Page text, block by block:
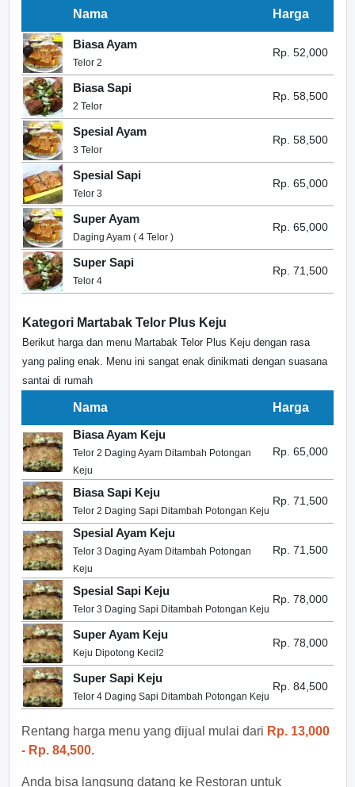
Nama Harga
Biasa Ayam
Telor 2
Rp. 52,000
Biasa Sapi
2 Telor
Rp. 58,500
Spesial Ayam
3 Telor
Rp. 58,500
Spesial Sapi
Telor 3
Rp. 65,000
Super Ayam
Daging Ayam ( 4 Telor )
Rp. 65,000
Super Sapi
Telor 4
Rp. 71,500
Kategori Martabak Telor Plus Keju
Berikut harga dan menu Martabak Telor Plus Keju dengan rasa
yang paling enak. Menu ini sangat enak dinikmati dengan suasana
santai di rumah
Nama
Harga
Biasa Ayam Keju
Telor 2 Daging Ayam Ditambah Potongan
Keju
Rp. 65,000
Biasa Sapi Keju
Telor 2 Daging Sapi Ditambah Potongan Keju
Rp. 71,500
Spesial Ayam Keju
Telor 3 Daging Ayam Ditambah Potongan
Keju
Rp. 71,500
Spesial Sapi Keju
Telor 3 Daging Sapi Ditambah Potongan Keju
Rp. 78,000
Super Ayam Keju
Keju Dipotong Kecil2
Rp. 78,000
Super Sapi Keju
Telor 4 Daging Sapi Ditambah Potongan Keju
Rp. 84,500
Rentang harga menu yang dijual mulai dari Rp. 13,000
- Rp. 84,500.
Anda bisa langsung datang ke Restoran untuk